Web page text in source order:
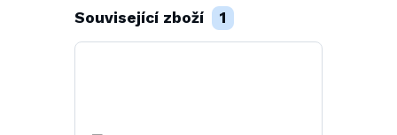
Související zboží 1